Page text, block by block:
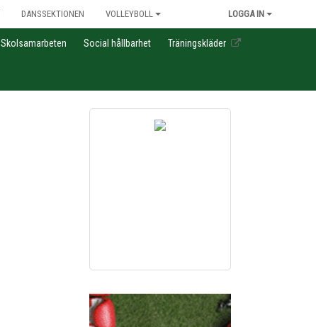
DANSSEKTIONEN VOLLEYBOLL LOGGA IN
Skolsamarbeten Social hållbarhet Träningskläder